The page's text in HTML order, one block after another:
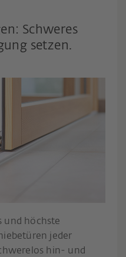
Schweres
setzen.
und höchste
jeder
hin- und